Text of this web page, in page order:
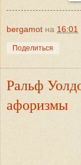
bergamot на 16:01
Поделиться
Ральф
афоризмы